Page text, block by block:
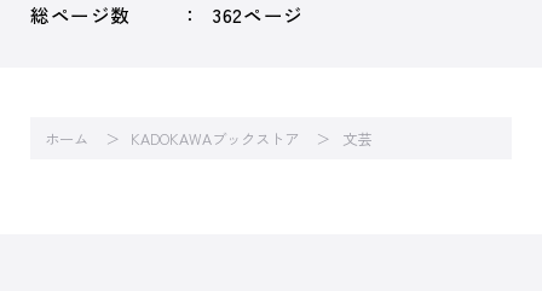
総ページ数 362ページ
ホーム KADOKAWAブックストア 文芸